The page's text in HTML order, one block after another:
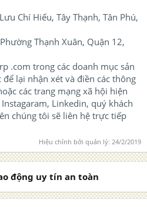
Chí Hiếu, Tây Thạnh, Tân Phú,
Thạnh Xuân, Quận 12,
.com trong các doanh mục sản
lại nhận xét và điền các thông
các trang mạng xã hội hiện
Linkedin, quý khách
chúng tôi sẽ liên hệ trực tiếp
Hiệu chỉnh bởi quản lý: 24/2/2019
động uy tín an toàn